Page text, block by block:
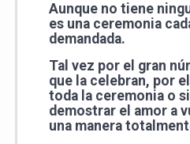
Aunque no tiene
es una ceremonia
demandada.
Tal vez por el gran
que la celebran, por
toda la ceremonia o
demostrar el amor a
una manera